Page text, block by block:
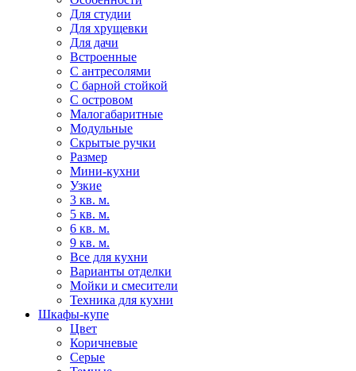
Для студии
Для хрущевки
Для дачи
Встроенные
С антресолями
С барной стойкой
С островом
Малогабаритные
Модульные
Скрытые ручки
Размер
Мини-кухни
Узкие
3 кв. м.
5 кв. м.
6 кв. м.
9 кв. м.
Все для кухни
Варианты отделки
Мойки и смесители
Техника для кухни
Шкафы-купе
Цвет
Коричневые
Серые